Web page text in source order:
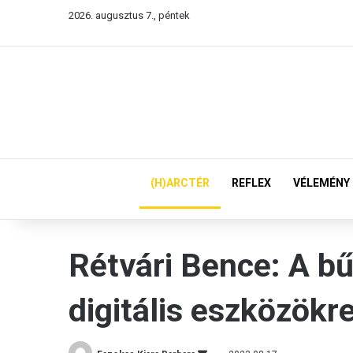
2026. augusztus 7., péntek
(H)ARCTÉR REFLEX VÉLEMÉNY
Rétvári Bence: A
digitális